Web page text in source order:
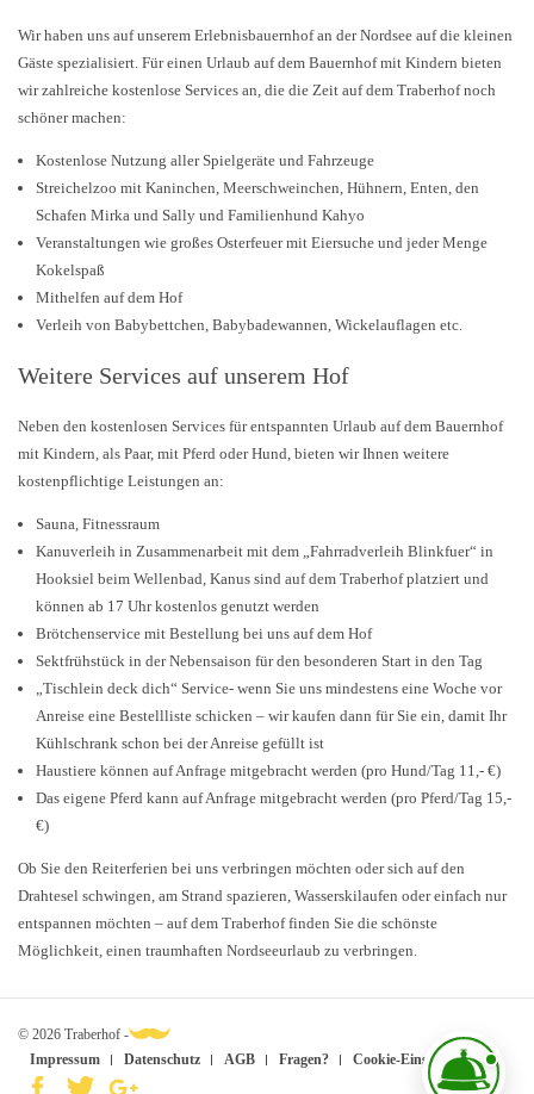
Wir haben uns auf unserem Erlebnisbauernhof an der Nordsee auf die kleinen
Gäste spezialisiert. Für einen Urlaub auf dem Bauernhof mit Kindern bieten
wir zahlreiche kostenlose Services an, die die Zeit auf dem Traberhof noch
schöner machen:
Kostenlose Nutzung aller Spielgeräte und Fahrzeuge
Streichelzoo mit Kaninchen, Meerschweinchen, Hühnern, Enten, den
Schafen Mirka und Sally und Familienhund Kahyo
Veranstaltungen wie großes Osterfeuer mit Eiersuche und jeder Menge
Kokelspaß
Mithelfen auf dem Hof
Verleih von Babybettchen, Babybadewannen, Wickelauflagen etc.
Weitere Services auf unserem Hof
Neben den kostenlosen Services für entspannten Urlaub auf dem Bauernhof
mit Kindern, als Paar, mit Pferd oder Hund, bieten wir Ihnen weitere
kostenpflichtige Leistungen an:
Sauna, Fitnessraum
Kanuverleih in Zusammenarbeit mit dem „Fahrradverleih Blinkfuer“ in
Hooksiel beim Wellenbad, Kanus sind auf dem Traberhof platziert und
können ab 17 Uhr kostenlos genutzt werden
Brötchenservice mit Bestellung bei uns auf dem Hof
Sektfrühstück in der Nebensaison für den besonderen Start in den Tag
„Tischlein deck dich“ Service- wenn Sie uns mindestens eine Woche vor
Anreise eine Bestellliste schicken – wir kaufen dann für Sie ein, damit Ihr
Kühlschrank schon bei der Anreise gefüllt ist
Haustiere können auf Anfrage mitgebracht werden (pro Hund/Tag 11,- €)
Das eigene Pferd kann auf Anfrage mitgebracht werden (pro Pferd/Tag 15,-
€)
Ob Sie den Reiterferien bei uns verbringen möchten oder sich auf den
Drahtesel schwingen, am Strand spazieren, Wasserskilaufen oder einfach nur
entspannen möchten – auf dem Traberhof finden Sie die schönste
Möglichkeit, einen traumhaften Nordseeurlaub zu verbringen.
© 2026 Traberhof -
Impressum
Datenschutz AGB Fragen? Cookie-Einstellungen